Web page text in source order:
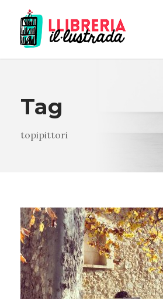
Tag
topipittori